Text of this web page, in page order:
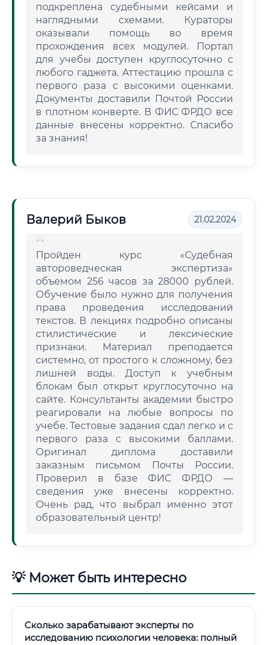
подкреплена судебными кейсами и
наглядными схемами. Кураторы
оказывали помощь во время
прохождения всех модулей. Портал
для учебы доступен круглосуточно с
любого гаджета. Аттестацию прошла с
первого раза с высокими оценками.
Документы доставили Почтой России
в плотном конверте. В ФИС ФРДО все
данные внесены корректно. Спасибо
за знания!
Валерий Быков 21.02.2024
Пройден курс «Судебная
автороведческая экспертиза»
объемом 256 часов за 28000 рублей.
Обучение было нужно для получения
права проведения исследований
текстов. В лекциях подробно описаны
стилистические и лексические
признаки. Материал преподается
системно, от простого к сложному, без
лишней воды. Доступ к учебным
блокам был открыт круглосуточно на
сайте. Консультанты академии быстро
реагировали на любые вопросы по
учебе. Тестовые задания сдал легко и с
первого раза с высокими баллами.
Оригинал диплома доставили
заказным письмом Почты России.
Проверил в базе ФИС ФРДО —
сведения уже внесены корректно.
Очень рад, что выбрал именно этот
образовательный центр!
💡 Может быть интересно
Сколько зарабатывают эксперты по
исследованию психологии человека: полный